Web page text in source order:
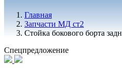
Главная
Запчасти МД ст2
Стойка бокового борта
Спецпредложение